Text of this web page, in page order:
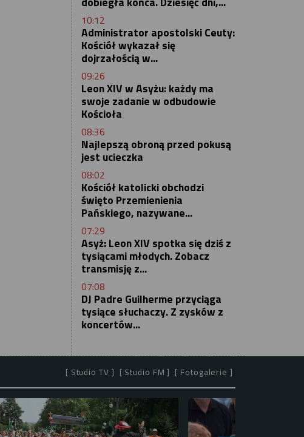
10:12
Administrator apostolski Ceuty:
Kościół wykazał się
dojrzałością w...
09:26
Leon XIV w Asyżu: każdy ma
swoje zadanie w odbudowie
Kościoła
08:36
Najlepszą obroną przed pokusą
jest ucieczka
08:02
Kościół katolicki obchodzi
święto Przemienienia
Pańskiego, nazywane...
07:29
Asyż: Leon XIV spotka się dziś z
tysiącami młodych. Zobacz
transmisję z...
07:08
DJ Padre Guilherme przyciąga
tysiące słuchaczy. Z zysków z
koncertów...
[ Studio TV ] [ Studio FM ] [ Fotogalerie ]